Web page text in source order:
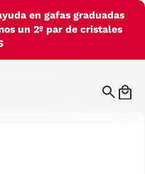
en gafas graduadas
un 2º par de cristales